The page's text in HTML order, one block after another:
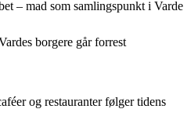
– mad som samlingspunkt i Varde
borgere går forrest
og restauranter følger tidens